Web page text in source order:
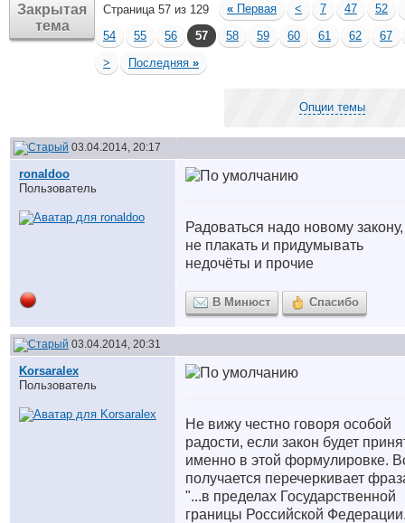
Закрытая
тема
Страница 57 из 129 « Первая < 7 47
52
54
55 56 57 58 59 60 61 62
67
>
Последняя »
Опции темы
03.04.2014, 20:17
ronaldoo
Пользователь
Радоваться надо новому
не плакать и придумывать
недочёты и прочие
В Минюст Спасибо
03.04.2014, 20:31
Korsaralex
Пользователь
Не вижу честно говоря особой
радости, если закон будет
именно в этой формулировке.
получается перечеркивает
"...в пределах Государственной
границы Российской